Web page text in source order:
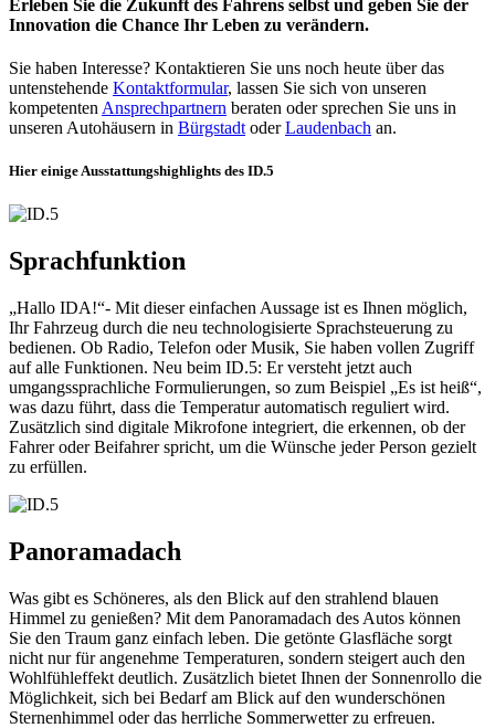
Erleben Sie die Zukunft des Fahrens selbst und geben Sie der
Innovation die Chance Ihr Leben zu verändern.
Sie haben Interesse? Kontaktieren Sie uns noch heute über das
untenstehende Kontaktformular, lassen Sie sich von unseren
kompetenten Ansprechpartnern beraten oder sprechen Sie uns in
unseren Autohäusern in Bürgstadt oderLaudenbach an.
Hier einige Ausstattungshighlights des ID.5
Sprachfunktion
„Hallo IDA!“- Mit dieser einfachen Aussage ist es Ihnen möglich,
Ihr Fahrzeug durch die neu technologisierte Sprachsteuerung zu
bedienen. Ob Radio, Telefon oder Musik, Sie haben vollen Zugriff
auf alle Funktionen. Neu beim ID.5: Er versteht jetzt auch
umgangssprachliche Formulierungen, so zum Beispiel „Es ist heiß“,
was dazu führt, dass die Temperatur automatisch reguliert wird.
Zusätzlich sind digitale Mikrofone integriert, die erkennen, ob der
Fahrer oder Beifahrer spricht, um die Wünsche jeder Person gezielt
zu erfüllen.
Panoramadach
Was gibt es Schöneres, als den Blick auf den strahlend blauen
Himmel zu genießen? Mit dem Panoramadach des Autos können
Sie den Traum ganz einfach leben. Die getönte Glasfläche sorgt
nicht nur für angenehme Temperaturen, sondern steigert auch den
Wohlfühleffekt deutlich. Zusätzlich bietet Ihnen der Sonnenrollo die
Möglichkeit, sich bei Bedarf am Blick auf den wunderschönen
Sternenhimmel oder das herrliche Sommerwetter zu erfreuen.